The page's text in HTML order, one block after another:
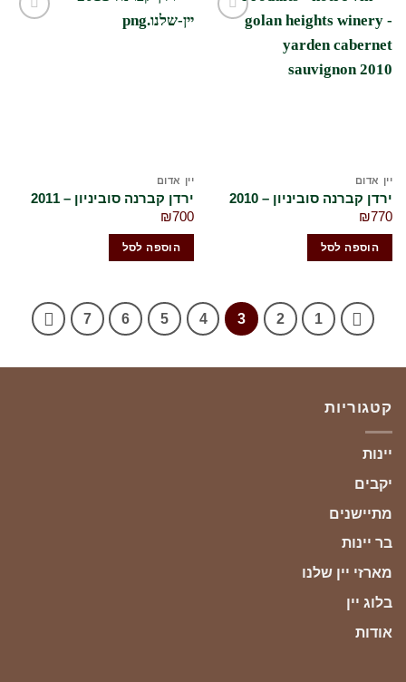
יין אדום
ירדן קברנה סוביניון – 2010
₪770
הוספה לסל
יין אדום
ירדן קברנה סוביניון – 2011
₪700
הוספה לסל
1
2
3
4
5
6
7
קטגוריות
יינות
יקבים
מתיישנים
בר יינות
מארזי יין שלנו
בלוג יין
אודות